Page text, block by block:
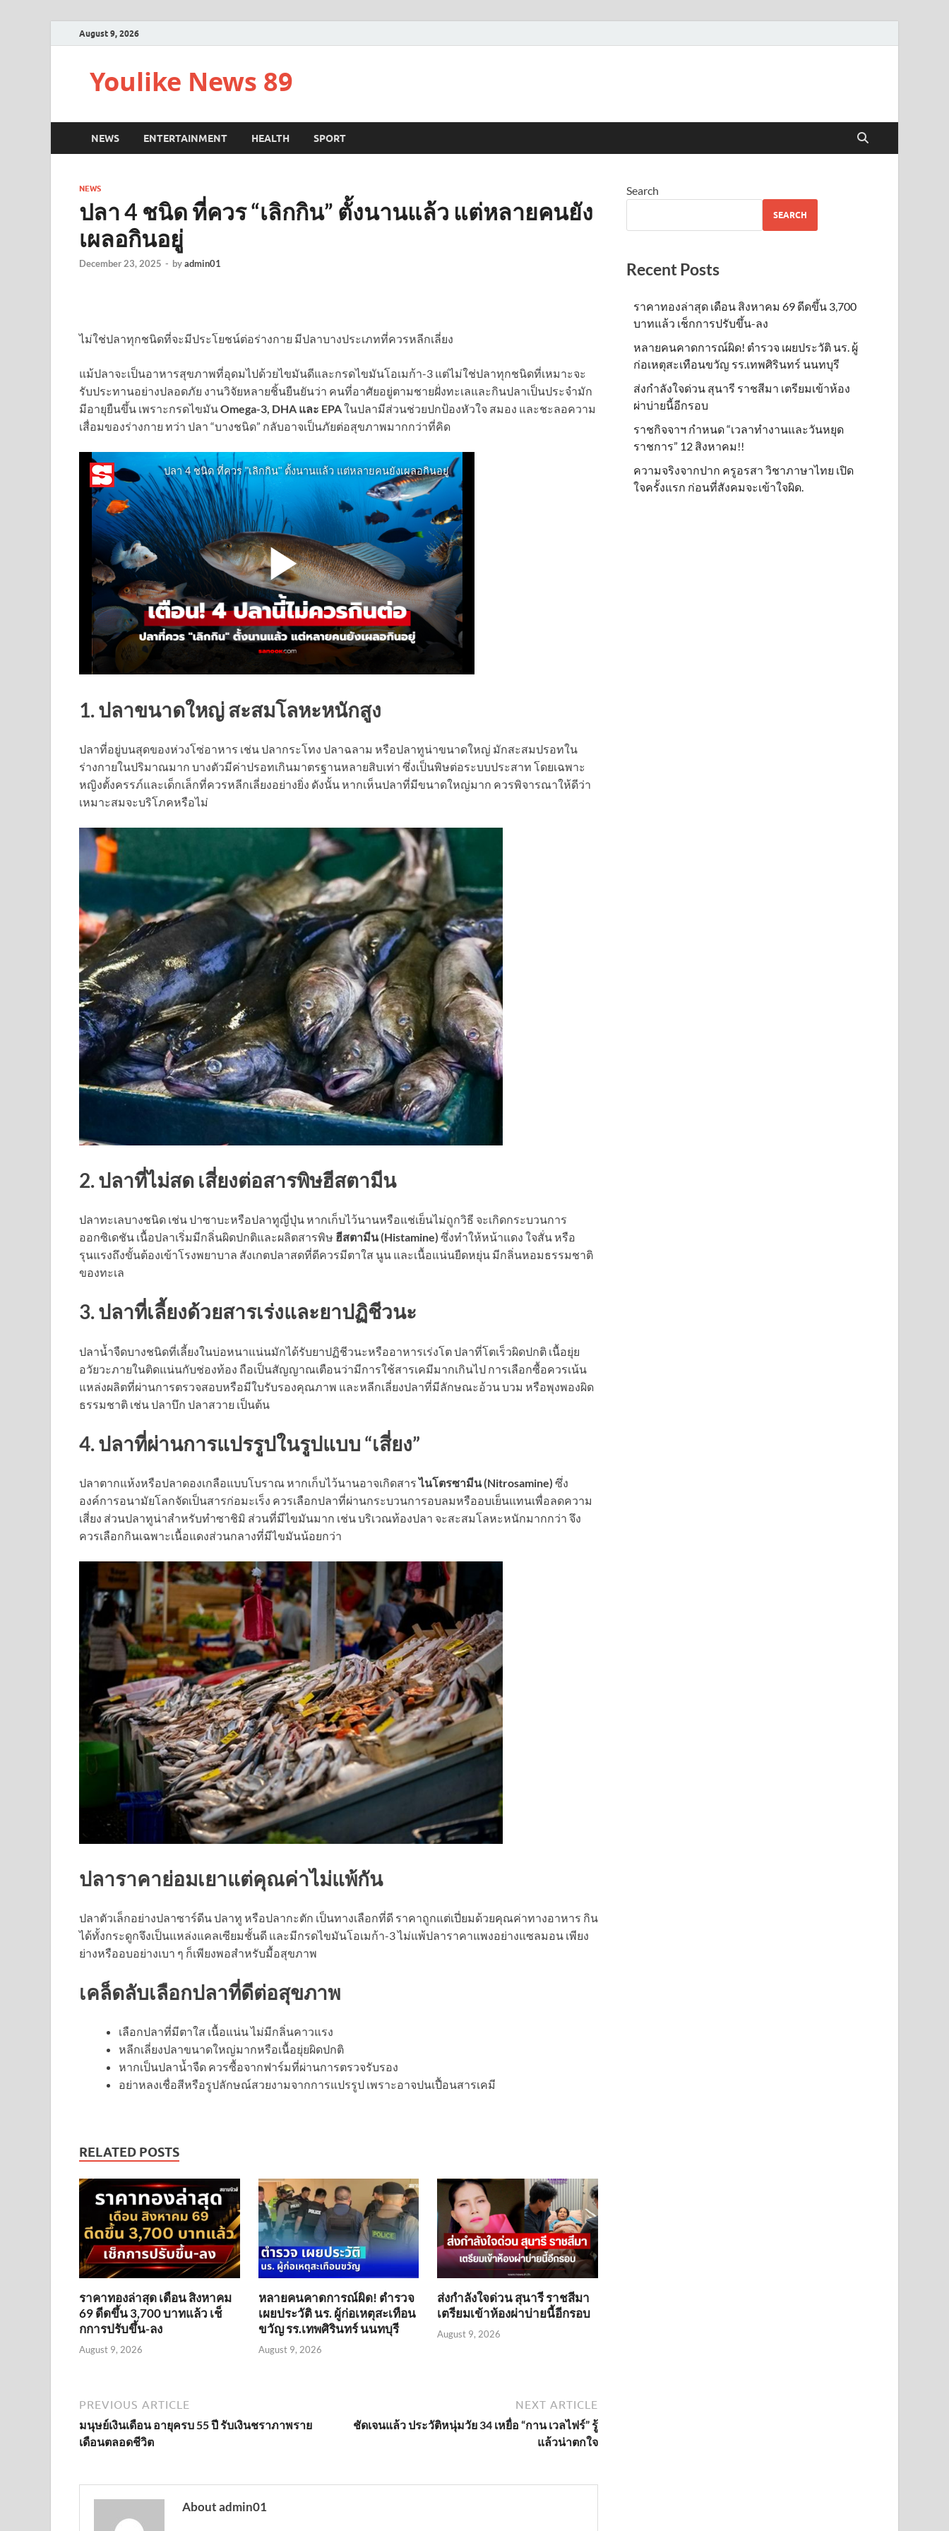
August 9, 2026
Youlike News 89
NEWS ENTERTAINMENT HEALTH SPORT
NEWS
ปลา 4 ชนิด ที่ควร “เลิกกิน” ตั้งนานแล้ว แต่หลายคนยัง
เผลอกินอยู่
December 23, 2025 - byadmin01
ไม่ใช่ปลาทุกชนิดที่จะมีประโยชน์ต่อร่างกาย มีปลาบางประเภทที่ควรหลีกเลี่ยง
แม้ปลาจะเป็นอาหารสุขภาพที่อุดมไปด้วยไขมันดีและกรดไขมันโอเมก้า-3 แต่ไม่ใช่ปลาทุกชนิดที่เหมาะจะ
รับประทานอย่างปลอดภัย งานวิจัยหลายชิ้นยืนยันว่า คนที่อาศัยอยู่ตามชายฝั่งทะเลและกินปลาเป็นประจำมัก
มีอายุยืนขึ้น เพราะกรดไขมันOmega-3, DHA และ EPAในปลามีส่วนช่วยปกป้องหัวใจ สมอง และชะลอความ
เสื่อมของร่างกาย ทว่า ปลา “บางชนิด” กลับอาจเป็นภัยต่อสุขภาพมากกว่าที่คิด
1. ปลาขนาดใหญ่ สะสมโลหะหนักสูง
ปลาที่อยู่บนสุดของห่วงโซ่อาหาร เช่น ปลากระโทง ปลาฉลาม หรือปลาทูน่าขนาดใหญ่ มักสะสมปรอทใน
ร่างกายในปริมาณมาก บางตัวมีค่าปรอทเกินมาตรฐานหลายสิบเท่า ซึ่งเป็นพิษต่อระบบประสาท โดยเฉพาะ
หญิงตั้งครรภ์และเด็กเล็กที่ควรหลีกเลี่ยงอย่างยิ่ง ดังนั้น หากเห็นปลาที่มีขนาดใหญ่มาก ควรพิจารณาให้ดีว่า
เหมาะสมจะบริโภคหรือไม่
2. ปลาที่ไม่สด เสี่ยงต่อสารพิษฮีสตามีน
ปลาทะเลบางชนิด เช่น ปาซาบะหรือปลาทูญี่ปุ่น หากเก็บไว้นานหรือแช่เย็นไม่ถูกวิธี จะเกิดกระบวนการ
ออกซิเดชัน เนื้อปลาเริ่มมีกลิ่นผิดปกติและผลิตสารพิษ ฮีสตามีน (Histamine) ซึ่งทำให้หน้าแดง ใจสั่น หรือ
รุนแรงถึงขั้นต้องเข้าโรงพยาบาล สังเกตปลาสดที่ดีควรมีตาใส นูน และเนื้อแน่นยืดหยุ่น มีกลิ่นหอมธรรมชาติ
ของทะเล
3. ปลาที่เลี้ยงด้วยสารเร่งและยาปฏิชีวนะ
ปลาน้ำจืดบางชนิดที่เลี้ยงในบ่อหนาแน่นมักได้รับยาปฏิชีวนะหรืออาหารเร่งโต ปลาที่โตเร็วผิดปกติ เนื้อยุ่ย
อวัยวะภายในติดแน่นกับช่องท้อง ถือเป็นสัญญาณเตือนว่ามีการใช้สารเคมีมากเกินไป การเลือกซื้อควรเน้น
แหล่งผลิตที่ผ่านการตรวจสอบหรือมีใบรับรองคุณภาพ และหลีกเลี่ยงปลาที่มีลักษณะอ้วน บวม หรือพุงพองผิด
ธรรมชาติ เช่น ปลาบึก ปลาสวาย เป็นต้น
4. ปลาที่ผ่านการแปรรูปในรูปแบบ “เสี่ยง”
ปลาตากแห้งหรือปลาดองเกลือแบบโบราณ หากเก็บไว้นานอาจเกิดสารไนโตรซามีน (Nitrosamine) ซึ่ง
องค์การอนามัยโลกจัดเป็นสารก่อมะเร็ง ควรเลือกปลาที่ผ่านกระบวนการอบลมหรืออบเย็นแทนเพื่อลดความ
เสี่ยง ส่วนปลาทูน่าสำหรับทำซาชิมิ ส่วนที่มีไขมันมาก เช่น บริเวณท้องปลา จะสะสมโลหะหนักมากกว่า จึง
ควรเลือกกินเฉพาะเนื้อแดงส่วนกลางที่มีไขมันน้อยกว่า
ปลาราคาย่อมเยาแต่คุณค่าไม่แพ้กัน
ปลาตัวเล็กอย่างปลาซาร์ดีน ปลาทู หรือปลากะตัก เป็นทางเลือกที่ดี ราคาถูกแต่เปี่ยมด้วยคุณค่าทางอาหาร กิน
ได้ทั้งกระดูกจึงเป็นแหล่งแคลเซียมชั้นดี และมีกรดไขมันโอเมก้า-3 ไม่แพ้ปลาราคาแพงอย่างแซลมอน เพียง
ย่างหรืออบอย่างเบา ๆ ก็เพียงพอสำหรับมื้อสุขภาพ
เคล็ดลับเลือกปลาที่ดีต่อสุขภาพ
เลือกปลาที่มีตาใส เนื้อแน่น ไม่มีกลิ่นคาวแรง
หลีกเลี่ยงปลาขนาดใหญ่มากหรือเนื้อยุ่ยผิดปกติ
หากเป็นปลาน้ำจืด ควรซื้อจากฟาร์มที่ผ่านการตรวจรับรอง
อย่าหลงเชื่อสีหรือรูปลักษณ์สวยงามจากการแปรรูป เพราะอาจปนเปื้อนสารเคมี
RELATED POSTS
ราคาทองล่าสุด เดือน สิงหาคม
69 ดีดขึ้น 3,700 บาทแล้ว เช็
กการปรับขึ้น-ลง
August 9, 2026
หลายคนคาดการณ์ผิด! ตำรวจ
เผยประวัติ นร. ผู้ก่อเหตุสะเทือน
ขวัญ รร.เทพศิรินทร์ นนทบุรี
August 9, 2026
ส่งกำลังใจด่วน สุนารี ราชสีมา
เตรียมเข้าห้องผ่าบ่ายนี้อีกรอบ
August 9, 2026
PREVIOUS ARTICLE
มนุษย์เงินเดือน อายุครบ 55 ปี รับเงินชราภาพราย
เดือนตลอดชีวิต
NEXT ARTICLE
ชัดเจนแล้ว ประวัติหนุ่มวัย 34 เหยื่อ “กาน เวลไฟร์” รู้
แล้วน่าตกใจ
About admin01
Search
SEARCH
Recent Posts
ราคาทองล่าสุด เดือน สิงหาคม 69 ดีดขึ้น 3,700
บาทแล้ว เช็กการปรับขึ้น-ลง
หลายคนคาดการณ์ผิด! ตำรวจ เผยประวัติ นร. ผู้
ก่อเหตุสะเทือนขวัญ รร.เทพศิรินทร์ นนทบุรี
ส่งกำลังใจด่วน สุนารี ราชสีมา เตรียมเข้าห้อง
ผ่าบ่ายนี้อีกรอบ
ราชกิจจาฯ กำหนด “เวลาทำงานและวันหยุด
ราชการ” 12 สิงหาคม!!
ความจริงจากปาก ครูอรสา วิชาภาษาไทย เปิด
ใจครั้งแรก ก่อนที่สังคมจะเข้าใจผิด.